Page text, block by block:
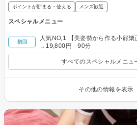
ポイントが貯まる・使える メンズ歓迎
スペシャルメニュー
初回
人気NO,1 【美姿勢から作る小顔矯
→19,800円 90分
すべてのスペシャルメニュ
その他の情報を表示